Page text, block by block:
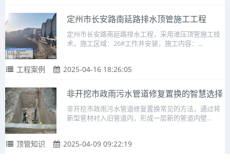
定州市长安路南延路排水顶管施工工程
定州市长安路南延路排水工程，采用液压顶管施工技
术，施工区域：26#工作井安装，施工内容：...
工程案例 2025-04-16 18:26:05
非开挖市政雨污水管道修复置换的智慧选择
非开挖市政雨污水管道修复置换常见的方法，通过将
新型管材衬入旧管道内，形成一层新的管道内壁...
顶管知识 2025-04-09 09:22:19